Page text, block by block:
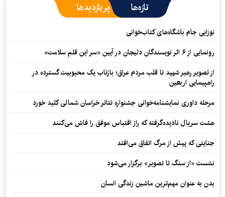
تازه‌ها پربازدیدها
نوزایی جام باشگاه‌های کتاب‌خوانی
رونمایی از ۶ اثر نویسندگان دلیجان در آیین «سر این قلم سلامت»
از تصویر رهبر شهید تا قلب مردم عراق؛ بازتاب یک محبوبیت گسترده در
راهپیمایی اربعین
مرحله داوری نمایشنامه‌خوانی جشنواره تئاتر خراسان شمالی کلید خورد
هشت سریال نادیده‌گرفته که راز اقتباس موفق را فاش می‌کنند
جنایتی که پیش از مرگ اتفاق می‌افتد
نشست «از سنگ تا تصویر» برگزار می‌شود
بدن به عنوان مهم‌ترین ماشین زندگی انسان